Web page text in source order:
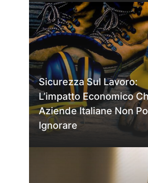
Sicurezza Sul Lavoro:
L’impatto Economico
Aziende Italiane Non
Ignorare